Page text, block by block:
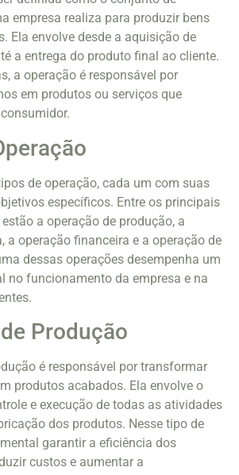
empresa realiza para produzir bens
Ela envolve desde a aquisição de
a entrega do produto final ao cliente.
a operação é responsável por
em produtos ou serviços que
de operação, cada um com suas
específicos. Entre os principais
a operação de produção, a
a operação financeira e a operação de
dessas operações desempenha um
no funcionamento da empresa e na
Produção
é responsável por transformar
produtos acabados. Ela envolve o
e execução de todas as atividades
dos produtos. Nesse tipo de
garantir a eficiência dos
custos e aumentar a